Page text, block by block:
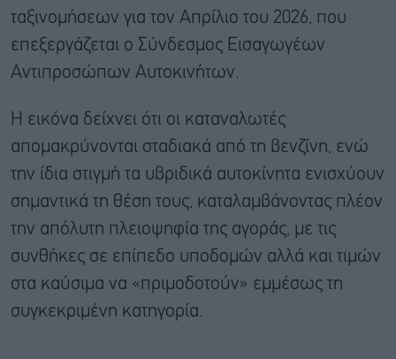
ταξινομήσεων για τον Απρίλιο του 2026, που
επεξεργάζεται ο Σύνδεσμος Εισαγωγέων
Αντιπροσώπων Αυτοκινήτων.
Η εικόνα δείχνει ότι οι καταναλωτές
απομακρύνονται σταδιακά από τη βενζίνη, ενώ
την ίδια στιγμή τα υβριδικά αυτοκίνητα ενισχύουν
σημαντικά τη θέση τους, καταλαμβάνοντας πλέον
την απόλυτη πλειοψηφία της αγοράς, με τις
συνθήκες σε επίπεδο υποδομών αλλά και τιμών
στα καύσιμα να «πριμοδοτούν» εμμέσως τη
συγκεκριμένη κατηγορία.